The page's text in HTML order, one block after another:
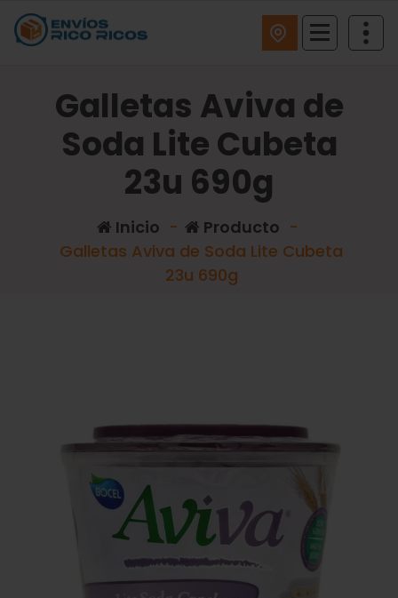
Galletas Aviva de
Soda Lite Cubeta
23u 690g
Inicio - Producto -
Galletas Aviva de Soda Lite Cubeta
23u 690g